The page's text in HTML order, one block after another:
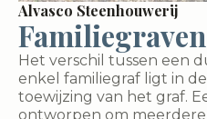
Alvasco Steenhouwerij
Het verschil tussen een
enkel familiegraf ligt in
toewijzing van het graf.
ontworpen om meerdere